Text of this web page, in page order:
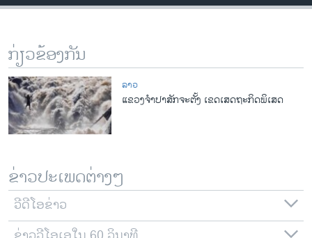
ທຸລະກິດ
ວີດີໂອ
ສຽງ
ລາຍການກະຈາຍສຽງ
ລາຍງານ
ຕິດຕາມພວກເຮົາ ທີ່
ພາສາຕ່າງໆ
ກ່ຽວຂ້ອງກັນ
ລາວ
ແຂວງຈໍາປາສັກຈະຕັ້ງ ເຂດເສດຖະກິດພິເສດ
ຂ່າວປະເພດຕ່າງໆ
ວີດີໂອຂ່າວ